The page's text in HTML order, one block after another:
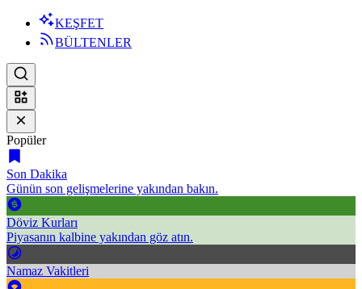
KEŞFET
BÜLTENLER
Popüler
Son Dakika
Günün son gelişmelerine yakından bakın.
Döviz Kurları
Piyasanın kalbine yakından göz atın.
Namaz Vakitleri